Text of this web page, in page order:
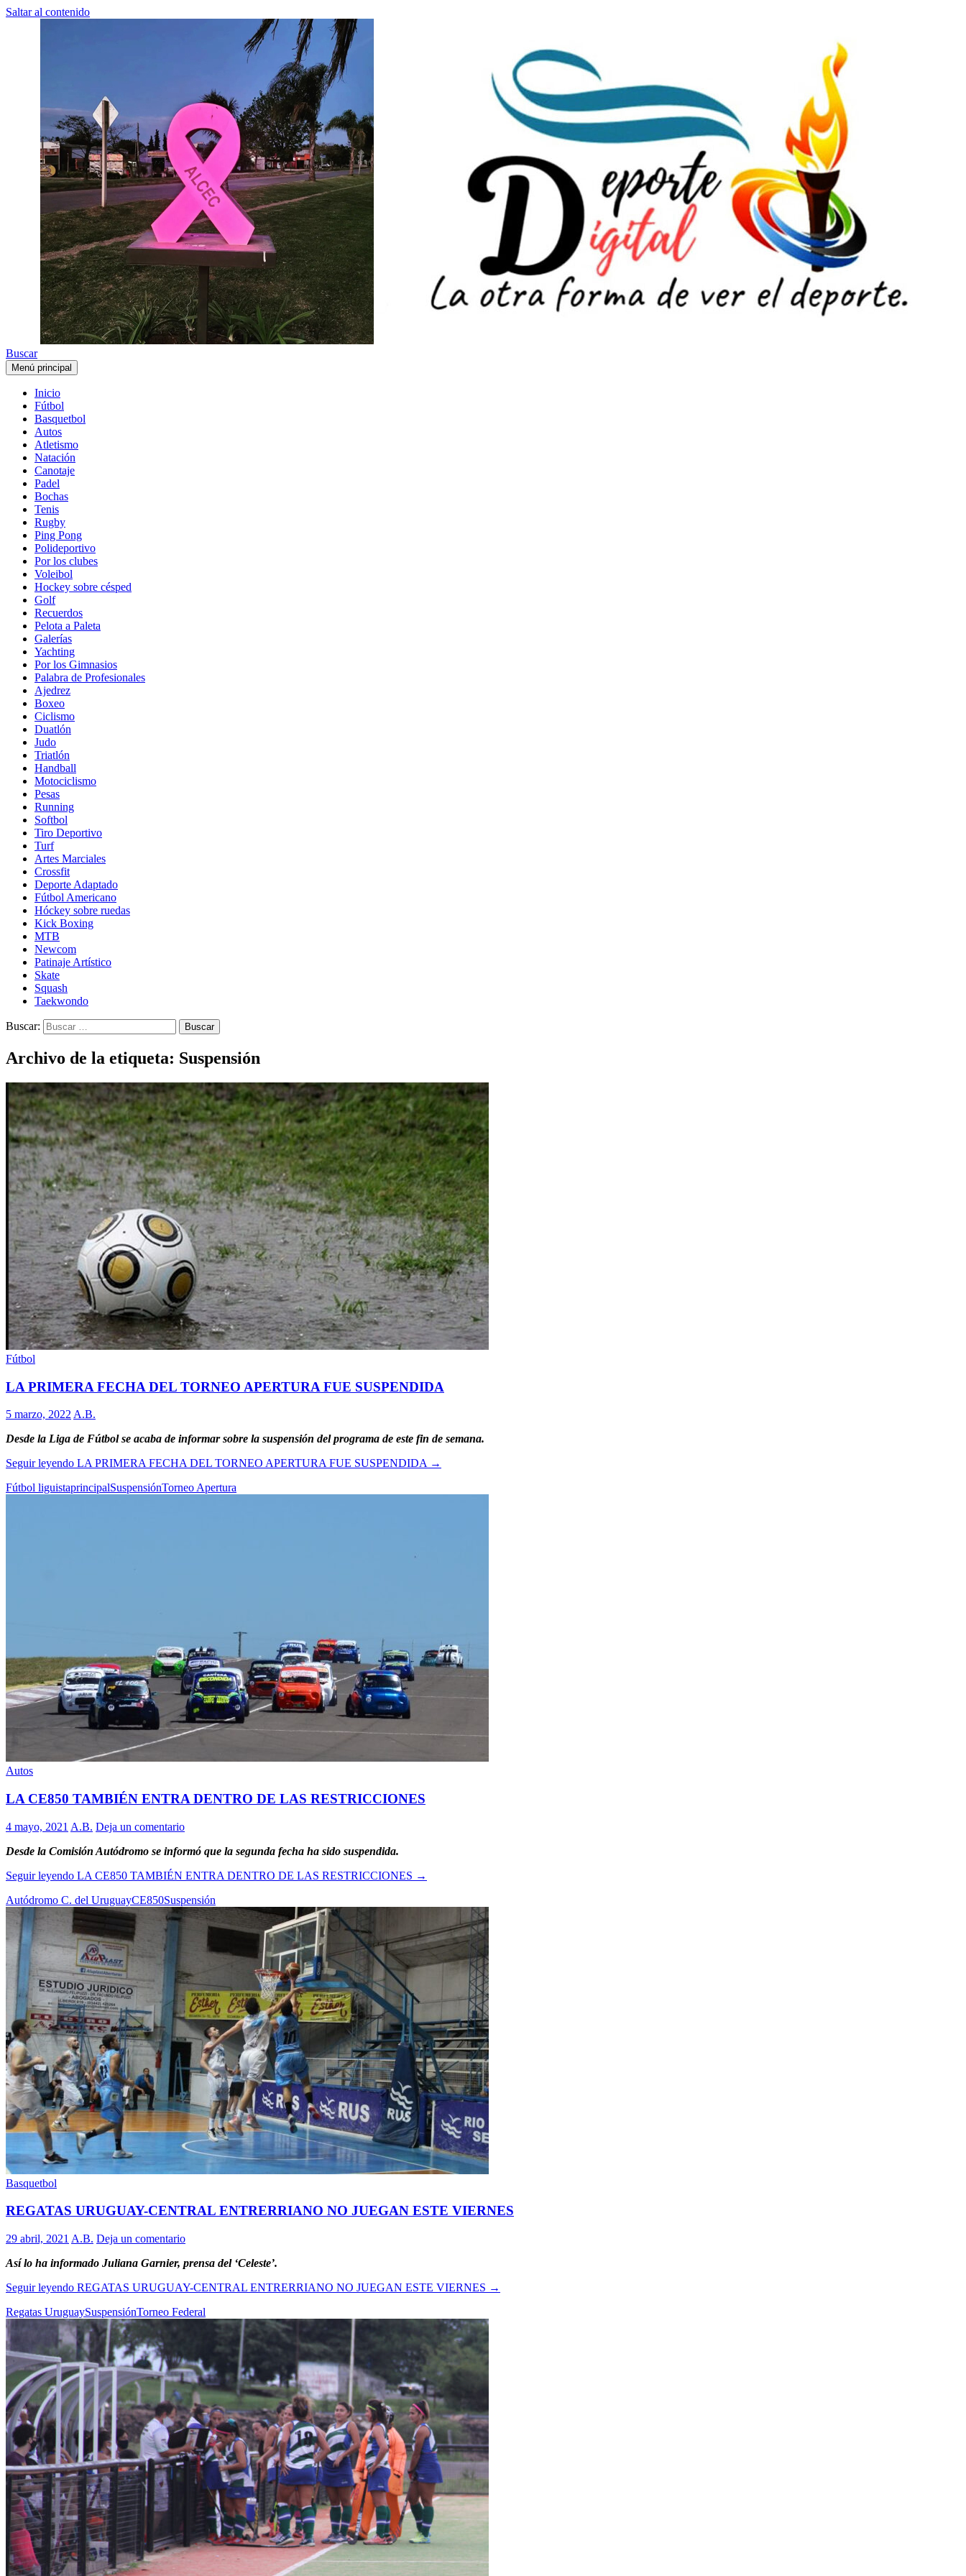
Saltar al contenido
Buscar
Menú principal
Inicio
Fútbol
Basquetbol
Autos
Atletismo
Natación
Canotaje
Padel
Bochas
Tenis
Rugby
Ping Pong
Polideportivo
Por los clubes
Voleibol
Hockey sobre césped
Golf
Recuerdos
Pelota a Paleta
Galerías
Yachting
Por los Gimnasios
Palabra de Profesionales
Ajedrez
Boxeo
Ciclismo
Duatlón
Judo
Triatlón
Handball
Motociclismo
Pesas
Running
Softbol
Tiro Deportivo
Turf
Artes Marciales
Crossfit
Deporte Adaptado
Fútbol Americano
Hóckey sobre ruedas
Kick Boxing
MTB
Newcom
Patinaje Artístico
Skate
Squash
Taekwondo
Buscar:
Archivo de la etiqueta: Suspensión
Fútbol
LA PRIMERA FECHA DEL TORNEO APERTURA FUE SUSPENDIDA
5 marzo, 2022 A.B.
Desde la Liga de Fútbol se acaba de informar sobre la suspensión del programa de este fin de semana.
Seguir leyendo LA PRIMERA FECHA DEL TORNEO APERTURA FUE SUSPENDIDA →
Fútbol liguistaprincipalSuspensiónTorneo Apertura
Autos
LA CE850 TAMBIÉN ENTRA DENTRO DE LAS RESTRICCIONES
4 mayo, 2021 A.B. Deja un comentario
Desde la Comisión Autódromo se informó que la segunda fecha ha sido suspendida.
Seguir leyendo LA CE850 TAMBIÉN ENTRA DENTRO DE LAS RESTRICCIONES →
Autódromo C. del UruguayCE850Suspensión
Basquetbol
REGATAS URUGUAY-CENTRAL ENTRERRIANO NO JUEGAN ESTE VIERNES
29 abril, 2021 A.B. Deja un comentario
Así lo ha informado Juliana Garnier, prensa del ‘Celeste’.
Seguir leyendo REGATAS URUGUAY-CENTRAL ENTRERRIANO NO JUEGAN ESTE VIERNES →
Regatas UruguaySuspensiónTorneo Federal